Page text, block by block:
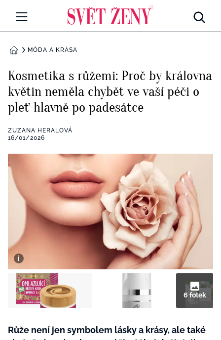
Všechny kategorie
Rozhovory
RETROHUBKY
Všechny kategorie
Seberozvoj
Všechny kategorie
Životní styl
ZÁBAVA
Všechny kategorie
Testy a kvízy
BYDLENÍ
Všechny kategorie
Tvoření
Rady a tipy
BurdaMedia
Extra
SVĚT ŽENY - 599 KČ
ROČNÍ PŘEDPLATNÉ SVĚT ŽENY +
SADA PRODUKTŮ MANA (10 ks)
DOMŮMÓDA A KRÁSA
Kosmetika s růžemi: Proč by královna
květin neměla chybět ve vaší péči o
pleť hlavně po padesátce
ZUZANA HERALOVÁ
16/01/2026
6 fotek
Růže není jen symbolem lásky a krásy, ale také